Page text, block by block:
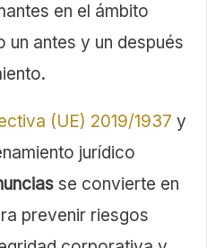
en el ámbito
un antes y un después
(UE) 2019/1937 y
jurídico
se convierte en
prevenir riesgos